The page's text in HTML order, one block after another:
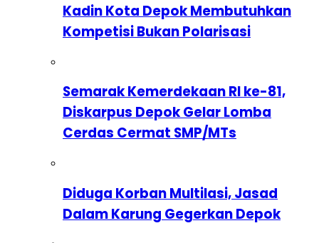
Kadin Kota Depok Membutuhkan
Kompetisi Bukan Polarisasi
Semarak Kemerdekaan RI ke-81,
Diskarpus Depok Gelar Lomba
Cerdas Cermat SMP/MTs
Diduga Korban Multilasi, Jasad
Dalam Karung Gegerkan Depok